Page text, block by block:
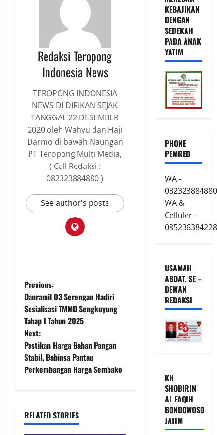
Redaksi Teropong
Indonesia News
TEROPONG INDONESIA
NEWS DI DIRIKAN SEJAK
TANGGAL 22 DESEMBER
2020 oleh Wahyu dan Haji
Darmo di bawah Naungan
PT Teropong Multi Media,
( Call Redaksi :
082323884880 )
See author's posts
P
o
s
t
n
v
Previous:
Danramil 03 Serengan Hadiri
Sosialisasi TMMD Sengkuyung
Tahap I Tahun 2025
Next:
Pastikan Harga Bahan Pangan
Stabil, Babinsa Pantau
Perkembangan Harga Sembako
RELATED STORIES
KEBAJIKAN
DENGAN
SEDEKAH
PADA ANAK
YATIM
PHONE
PEMRED
WA -
082323884880
WA &
Celluler -
085236384228
USAMAH
ABDAT, SE –
DEWAN
REDAKSI
KH
SHOBIRIN
AL FAQIH
BONDOWOSO
JATIM